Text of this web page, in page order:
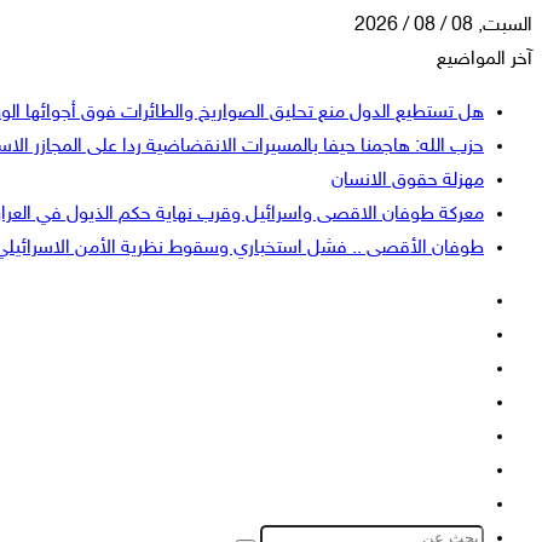
السبت, 08 / 08 / 2026
آخر المواضيع
هل تستطيع الدول منع تحليق الصواريخ والطائرات فوق أجوائها
حزب الله: هاجمنا حيفا بالمسيرات الانقضاضية ردا على المجازر
مهزلة حقوق الانسان
معركة طوفان الاقصى واسرائيل وقرب نهاية حكم الذيول في
طوفان الأقصى .. فشل استخباري وسقوط نظرية الأمن